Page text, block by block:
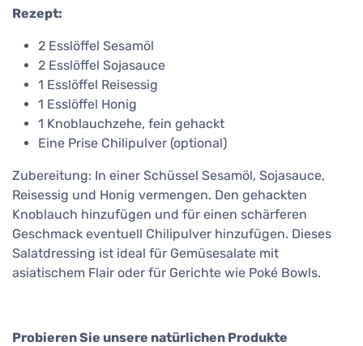
Rezept:
2 Esslöffel Sesamöl
2 Esslöffel Sojasauce
1 Esslöffel Reisessig
1 Esslöffel Honig
1 Knoblauchzehe, fein gehackt
Eine Prise Chilipulver (optional)
Zubereitung: In einer Schüssel Sesamöl, Sojasauce,
Reisessig und Honig vermengen. Den gehackten
Knoblauch hinzufügen und für einen schärferen
Geschmack eventuell Chilipulver hinzufügen. Dieses
Salatdressing ist ideal für Gemüsesalate mit
asiatischem Flair oder für Gerichte wie Poké Bowls.
Probieren Sie unsere natürlichen Produkte